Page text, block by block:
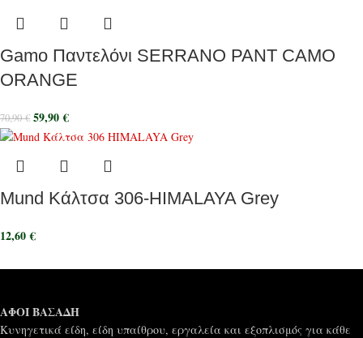
Gamo Παντελόνι SERRANO PANT CAMO
ORANGE
70,90€ 59,90€
Mund Κάλτσα 306-HIMALAYA Grey
12,60€
ΑΦΟΙ ΒΑΣΑΔΗ
Κυνηγετικά είδη, είδη υπαίθρου, εργαλεία και εξοπλισμός για κάθε